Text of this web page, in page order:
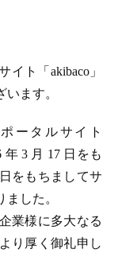
ト「akibaco」
ます。
ータルサイト
年 3 月 17 日をも
をもちましてサ
した。
業様に多大なる
り厚く御礼申し